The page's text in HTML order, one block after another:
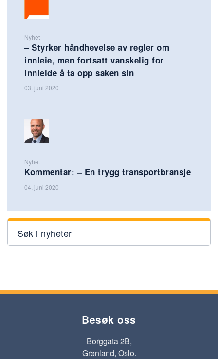
Nyhet
– Styrker håndhevelse av regler om
innleie, men fortsatt vanskelig for
innleide å ta opp saken sin
03. juni 2020
Nyhet
Kommentar: – En trygg transportbransje
04. juni 2020
Søk i nyheter
Besøk oss
Borggata 2B,
Grønland, Oslo.